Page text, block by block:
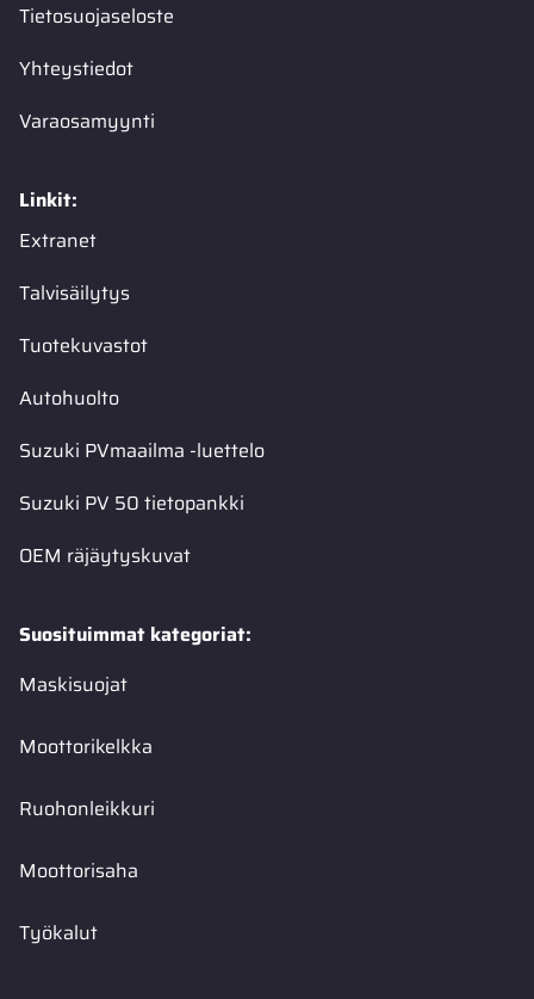
Tietosuojaseloste
Yhteystiedot
Varaosamyynti
Linkit:
Extranet
Talvisäilytys
Tuotekuvastot
Autohuolto
Suzuki PVmaailma -luettelo
Suzuki PV 50 tietopankki
OEM räjäytyskuvat
Suosituimmat kategoriat:
Maskisuojat
Moottorikelkka
Ruohonleikkuri
Moottorisaha
Työkalut